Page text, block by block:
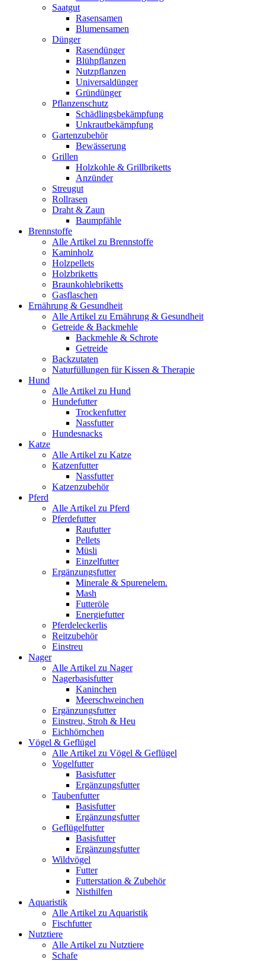
Saatgut
Rasensamen
Blumensamen
Dünger
Rasendünger
Blühpflanzen
Nutzpflanzen
Universaldünger
Gründünger
Pflanzenschutz
Schädlingsbekämpfung
Unkrautbekämpfung
Gartenzubehör
Bewässerung
Grillen
Holzkohle & Grillbriketts
Anzünder
Streugut
Rollrasen
Draht & Zaun
Baumpfähle
Brennstoffe
Alle Artikel zu Brennstoffe
Kaminholz
Holzpellets
Holzbriketts
Braunkohlebriketts
Gasflaschen
Ernährung & Gesundheit
Alle Artikel zu Ernährung & Gesundheit
Getreide & Backmehle
Backmehle & Schrote
Getreide
Backzutaten
Naturfüllungen für Kissen & Therapie
Hund
Alle Artikel zu Hund
Hundefutter
Trockenfutter
Nassfutter
Hundesnacks
Katze
Alle Artikel zu Katze
Katzenfutter
Nassfutter
Katzenzubehör
Pferd
Alle Artikel zu Pferd
Pferdefutter
Raufutter
Pellets
Müsli
Einzelfutter
Ergänzungsfutter
Minerale & Spurenelem.
Mash
Futteröle
Energiefutter
Pferdeleckerlis
Reitzubehör
Einstreu
Nager
Alle Artikel zu Nager
Nagerbasisfutter
Kaninchen
Meerschweinchen
Ergänzungsfutter
Einstreu, Stroh & Heu
Eichhörnchen
Vögel & Geflügel
Alle Artikel zu Vögel & Geflügel
Vogelfutter
Basisfutter
Ergänzungsfutter
Taubenfutter
Basisfutter
Ergänzungsfutter
Geflügelfutter
Basisfutter
Ergänzungsfutter
Wildvögel
Futter
Futterstation & Zubehör
Nisthilfen
Aquaristik
Alle Artikel zu Aquaristik
Fischfutter
Nutztiere
Alle Artikel zu Nutztiere
Schafe